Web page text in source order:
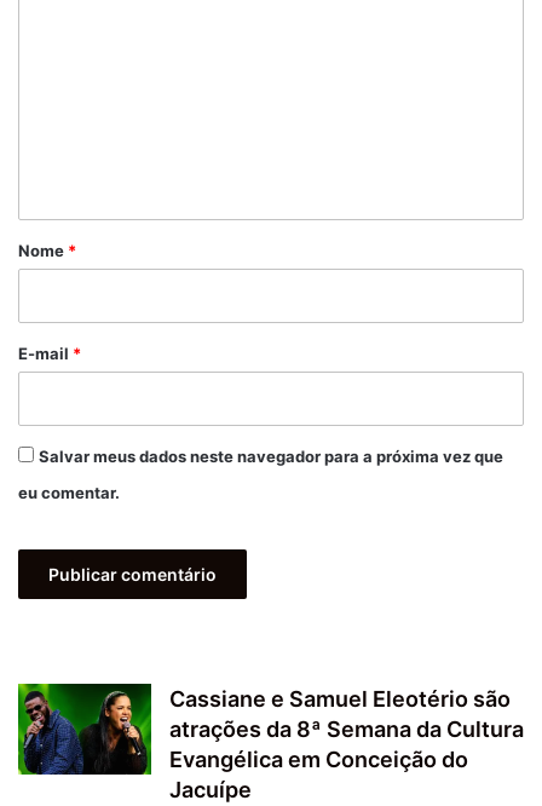
r
*
Nome *
E-mail *
Salvar meus dados neste navegador para a próxima vez que
eu comentar.
Cassiane e Samuel Eleotério são
atrações da 8ª Semana da Cultura
Evangélica em Conceição do
Jacuípe